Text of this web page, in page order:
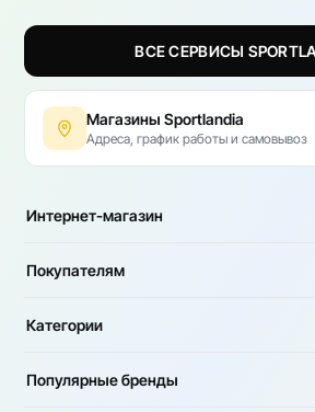
ВСЕ СЕРВИСЫ
Магазины Sportlandia
Адреса, график работы и самовывоз
Интернет-магазин
Покупателям
Категории
Популярные бренды